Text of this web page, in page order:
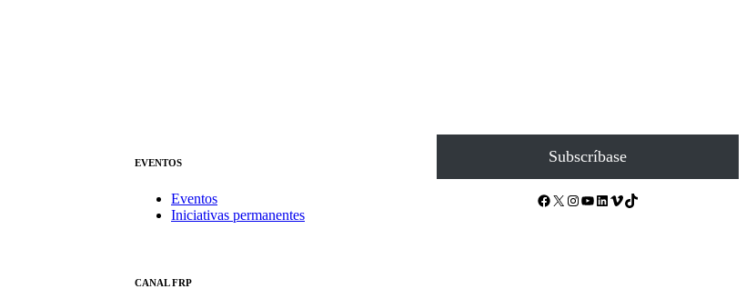
EVENTOS
Eventos
Iniciativas permanentes
Subscríbase
Facebook X Instagram YouTube LinkedIn Vimeo TikTok
CANAL FRP